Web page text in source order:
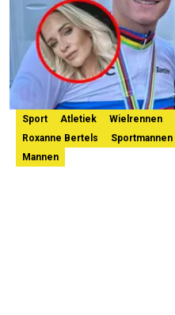
Sport Atletiek Wielrennen
Roxanne Bertels
Sportmannen
Mannen